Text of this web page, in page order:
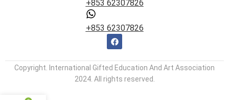
+853 62307826
+853 62307826
Copyright. International Gifted Education And Art Association
2024. All rights reserved.